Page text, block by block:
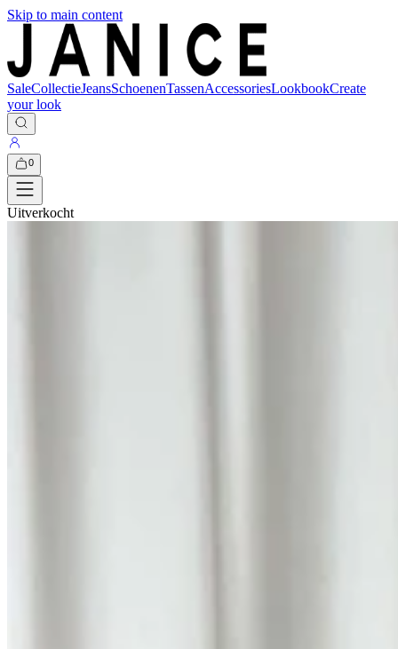
Skip to main content
SaleCollectieJeansSchoenenTassenAccessoriesLookbookCreate
your look
0
Uitverkocht